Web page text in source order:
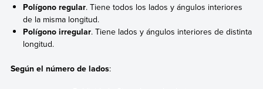
Polígono regular. Tiene todos los lados y ángulos interiores
de la misma longitud.
Polígono irregular. Tiene lados y ángulos interiores de distinta
longitud.
Según el número de lados: